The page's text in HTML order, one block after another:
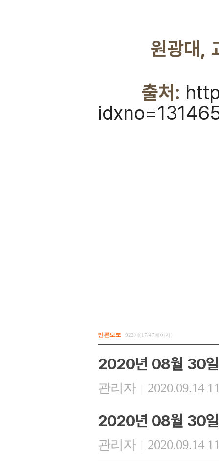
원광대,
출처:
언론보도 922개(17/47페이지)
2020년 08월 30일
관리자 | 2020.09.14
2020년 08월 30일
관리자 | 2020.09.14